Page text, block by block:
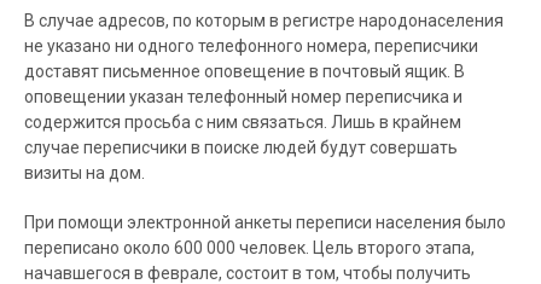
В случае адресов, по которым в регистре народонаселения
не указано ни одного телефонного номера, переписчики
доставят письменное оповещение в почтовый ящик. В
оповещении указан телефонный номер переписчика и
содержится просьба с ним связаться. Лишь в крайнем
случае переписчики в поиске людей будут совершать
визиты на дом.
При помощи электронной анкеты переписи населения было
переписано около 600 000 человек. Цель второго этапа,
начавшегося в феврале, состоит в том, чтобы получить